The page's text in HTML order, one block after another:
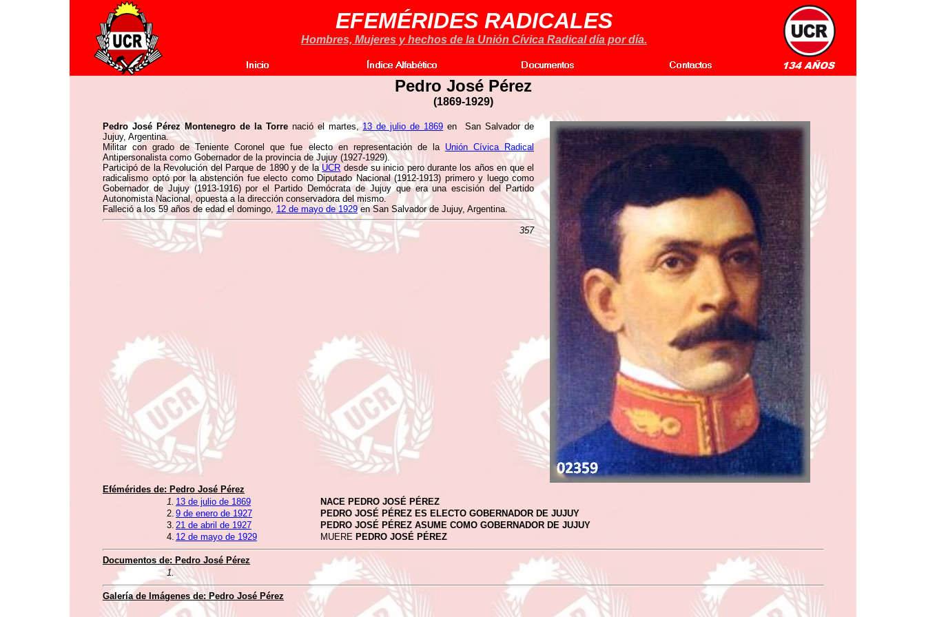
EFEMÉRIDES RADICALES
Hombres, Mujeres y hechos de la Unión Cívica Radical día por día.
Pedro José Pérez
(1869-1929)
Pedro José Pérez Montenegro de la Torrenació el martes,13 de julio de 1869 en San Salvador de
Jujuy, Argentina.
Militar con grado de Teniente Coronel que fue electo en representación de la Unión Cívica Radical
Antipersonalista como Gobernador de la provincia de Jujuy (1927-1929).
Participó de la Revolución del Parque de 1890 y de laUCR desde su inicio pero durante los años en que el
radicalismo optó por la abstención fue electo como Diputado Nacional (1912-1913) primero y luego como
Gobernador de Jujuy (1913-1916) por el Partido Demócrata de Jujuy que era una escisión del Partido
Autonomista Nacional, opuesta a la dirección conservadora del mismo.
Falleció a los 59 años de edad el domingo, 12 de mayo de 1929en San Salvador de Jujuy, Argentina.
357
Efémérides de: Pedro José Pérez
1. 13 de julio de 1869
NACE PEDRO JOSÉ PÉREZ
2. 9 de enero de 1927
PEDRO JOSÉ PÉREZ ES ELECTO GOBERNADOR DE JUJUY
3. 21 de abril de 1927
PEDRO JOSÉ PÉREZ ASUME COMO GOBERNADOR DE JUJUY
4. 12 de mayo de 1929 MUERE PEDRO JOSÉ PÉREZ
Documentos de: Pedro José Pérez
1.
Galería de Imágenes de: Pedro José Pérez